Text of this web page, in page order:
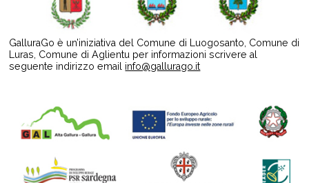
GalluraGo è un’iniziativa del Comune di Luogosanto, Comune di
Luras, Comune di Aglientu per informazioni scrivere al
seguente indirizzo email info@gallurago.it